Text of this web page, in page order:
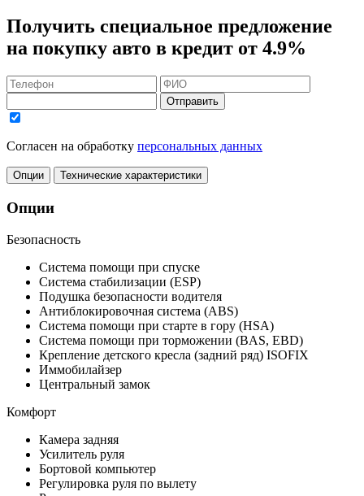
Получить специальное предложение
на покупку авто в кредит от 4.9%
Отправить
Согласен на обработку персональных данных
Опции Технические характеристики
Опции
Безопасность
Система помощи при спуске
Система стабилизации (ESP)
Подушка безопасности водителя
Антиблокировочная система (ABS)
Система помощи при старте в гору (HSA)
Система помощи при торможении (BAS, EBD)
Крепление детского кресла (задний ряд) ISOFIX
Иммобилайзер
Центральный замок
Комфорт
Камера задняя
Усилитель руля
Бортовой компьютер
Регулировка руля по вылету